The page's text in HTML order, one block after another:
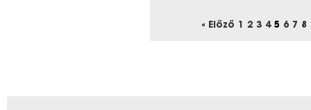
« Előző 1 2 3 4 5 6 7 8